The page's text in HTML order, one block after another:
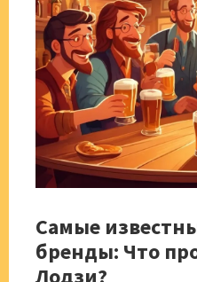
Самые
бренды: Что
Лодзи?